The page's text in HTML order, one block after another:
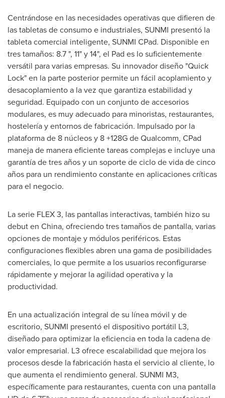
Centrándose en las necesidades operativas que difieren de
las tabletas de consumo e industriales, SUNMI presentó la
tableta comercial inteligente, SUNMI CPad. Disponible en
tres tamaños: 8.7 ", 11" y 14", el Pad es lo suficientemente
versátil para varias empresas. Su innovador diseño "Quick
Lock" en la parte posterior permite un fácil acoplamiento y
desacoplamiento a la vez que garantiza estabilidad y
seguridad. Equipado con un conjunto de accesorios
modulares, es muy adecuado para minoristas, restaurantes,
hostelería y entornos de fabricación. Impulsado por la
plataforma de 8 núcleos y 8 +128G de Qualcomm, CPad
maneja de manera eficiente tareas complejas e incluye una
garantía de tres años y un soporte de ciclo de vida de cinco
años para un rendimiento constante en aplicaciones críticas
para el negocio.
La serie FLEX 3, las pantallas interactivas, también hizo su
debut en China, ofreciendo tres tamaños de pantalla, varias
opciones de montaje y módulos periféricos. Estas
configuraciones flexibles abren una gama de posibilidades
comerciales, lo que permite a los usuarios reconfigurarse
rápidamente y mejorar la agilidad operativa y la
productividad.
En una actualización integral de su línea móvil y de
escritorio, SUNMI presentó el dispositivo portátil L3,
diseñado para optimizar la eficiencia en toda la cadena de
valor empresarial. L3 ofrece escalabilidad que mejora los
procesos desde la fabricación hasta el servicio al cliente, lo
que aumenta el rendimiento general. SUNMI M3,
específicamente para restaurantes, cuenta con una pantalla